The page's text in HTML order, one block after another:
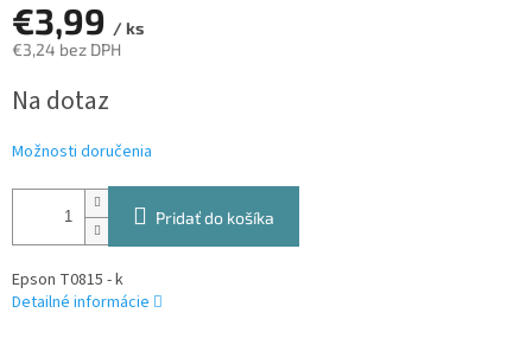
€3,99 / ks
€3,24 bez DPH
cena:
Na dotaz
Možnosti doručenia
Pridať do košíka
Epson T0815 - k
Detailné informácie